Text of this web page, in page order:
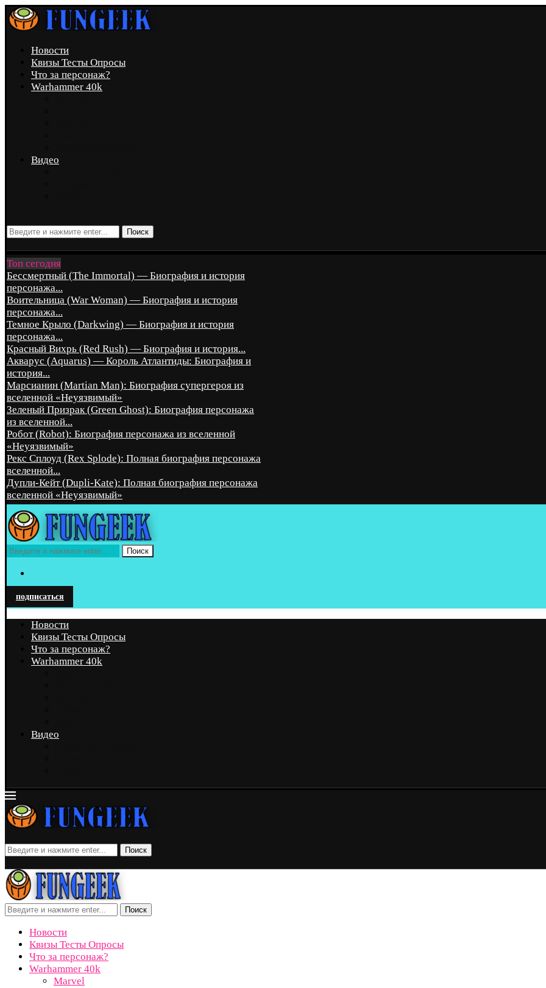
Новости
Квизы Тесты Опросы
Что за персонаж?
Warhammer 40k
Видео
Поиск
Топ сегодня
Бессмертный (The Immortal) — Биография и история
персонажа...
Воительница (War Woman) — Биография и история
персонажа...
Темное Крыло (Darkwing) — Биография и история
персонажа...
Красный Вихрь (Red Rush) — Биография и история...
Акварус (Aquarus) — Король Атлантиды: Биография и
история...
Марсианин (Martian Man): Биография супергероя из
вселенной «Неуязвимый»
Зеленый Призрак (Green Ghost): Биография персонажа
из вселенной...
Робот (Robot): Биография персонажа из вселенной
«Неуязвимый»
Рекс Сплоуд (Rex Splode): Полная биография персонажа
вселенной...
Дупли-Кейт (Dupli-Kate): Полная биография персонажа
вселенной «Неуязвимый»
Поиск
подписаться
Новости
Квизы Тесты Опросы
Что за персонаж?
Warhammer 40k
Видео
Поиск
Поиск
Новости
Квизы Тесты Опросы
Что за персонаж?
Warhammer 40k
Marvel